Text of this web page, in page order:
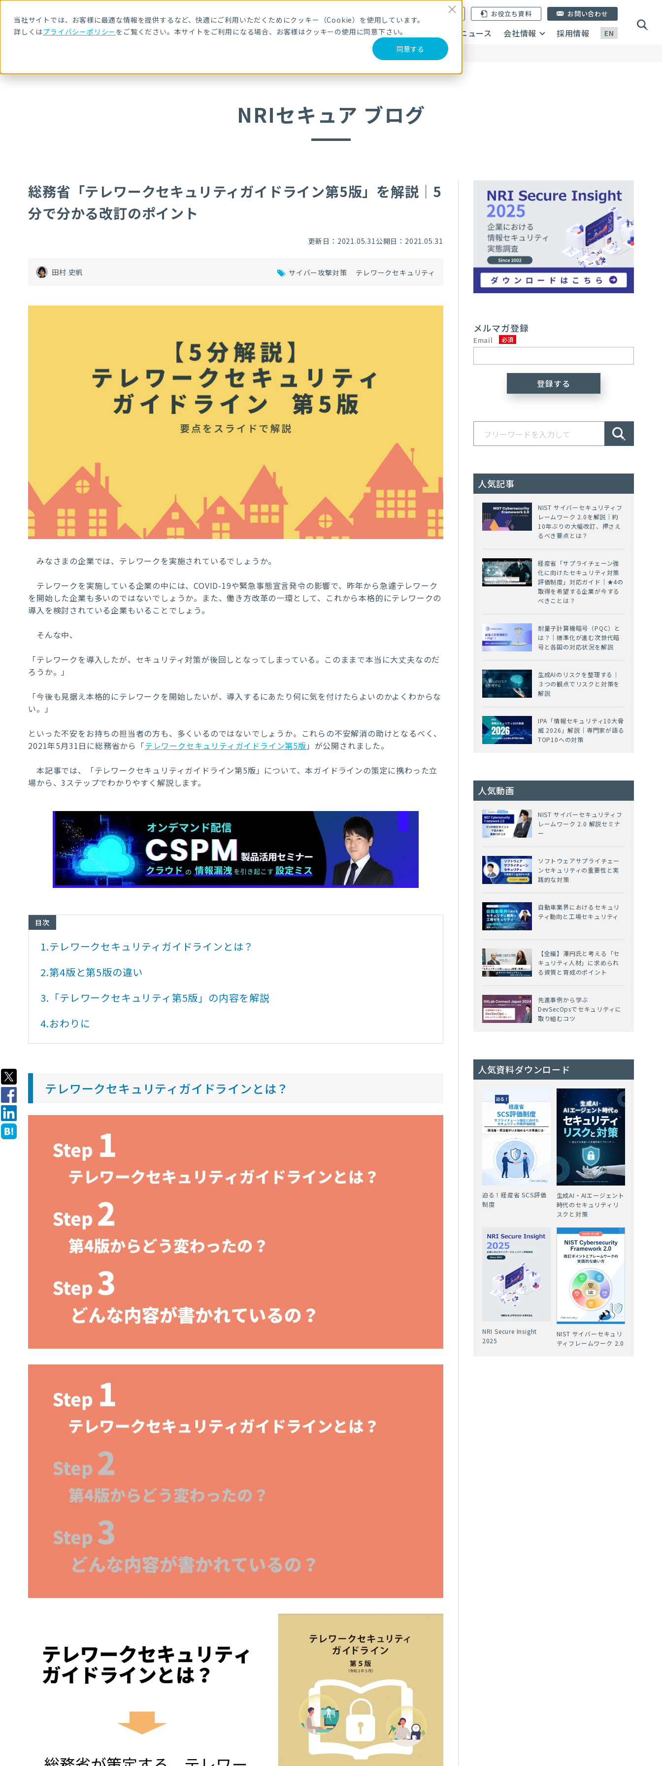
当社サイトでは、お客様に最適な情報を提供するなど、快適にご利用いただくためにクッキー（Cookie）を使用しています。
詳しくはプライバシーポリシーをご覧ください。本サイトをご利用になる場合、お客様はクッキーの使用に同意下さい。
同意する
EN
メールマガジン登録 お役立ち資料
サービス・製品 導入事例 セミナー ブログ ニュース 会社情報 採用情報
お問い合わせ
NRIセキュア ブログ
総務省「テレワークセキュリティガイドライン第5版」を解説｜5
分で分かる改訂のポイント
更新日：2021.05.31 公開日：2021.05.31
田村 史帆 サイバー攻撃対策 テレワークセキュリティ
みなさまの企業では、テレワークを実施されているでしょうか。
テレワークを実施している企業の中には、COVID-19や緊急事態宣言発令の影響で、昨年から急遽テレワーク
を開始した企業も多いのではないでしょうか。また、働き方改革の一環として、これから本格的にテレワークの
導入を検討されている企業もいることでしょう。
そんな中、
「テレワークを導入したが、セキュリティ対策が後回しとなってしまっている。このままで本当に大丈夫なのだ
ろうか。」
「今後も見据え本格的にテレワークを開始したいが、導入するにあたり何に気を付けたらよいのかよくわからな
い。」
といった不安をお持ちの担当者の方も、多くいるのではないでしょうか。これらの不安解消の助けとなるべく、
2021年5月31日に総務省から「テレワークセキュリティガイドライン第5版 」が公開されました。
本記事では、「テレワークセキュリティガイドライン第5版」について、本ガイドラインの策定に携わった立
場から、3 ステップでわかりやすく解説します。
目次
1.テレワークセキュリティガイドラインとは？
2.第4版と第5版の違い
3. 「テレワークセキュリティ第5版」の内容を解説
4.おわりに
テレワークセキュリティガイドラインとは？
メルマガ登録
Email
人気記事
NIST サイバーセキュリティフ
レームワーク 2.0を解説｜約
10年ぶりの大幅改訂、押さえ
るべき要点とは？
経産省「サプライチェーン強
化に向けたセキュリティ対策
評価制度」対応ガイド｜★4の
取得を希望する企業が今する
べきことは？
耐量子計算機暗号（PQC）と
は？｜標準化が進む次世代暗
号と各国の対応状況を解説
生成AIのリスクを整理する｜
３つの観点でリスクと対策を
解説
IPA「情報セキュリティ10大脅
威 2026」解説｜専門家が語る
TOP10への対策
人気動画
NIST サイバーセキュリティフ
レームワーク 2.0 解説セミナ
ー
ソフトウェアサプライチェー
ンセキュリティの重要性と実
践的な対策
自動車業界におけるセキュリ
ティ動向と工場セキュリティ
【全編】澤円氏と考える「セ
キュリティ人材」に求められ
る資質と育成のポイント
先進事例から学ぶ
DevSecOpsでセキュリティに
取り組むコツ
人気資料ダウンロード
迫る！経産省 SCS評価
制度
生成AI・AIエージェント
時代のセキュリティリ
スクと対策
NRI Secure Insight
2025
NIST サイバーセキュリ
ティフレームワーク 2.0